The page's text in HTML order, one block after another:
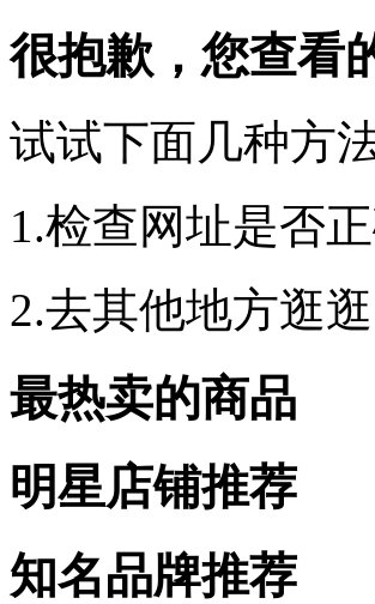
很抱歉，您查看
试试下面几种方
1.检查网址是否
2.去其他地方逛逛
最热卖的商品
明星店铺推荐
知名品牌推荐